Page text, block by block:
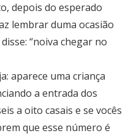
depois do esperado
lembrar duma ocasião
“noiva chegar no
aparece uma criança
a entrada dos
a oito casais e se vocês
que esse número é